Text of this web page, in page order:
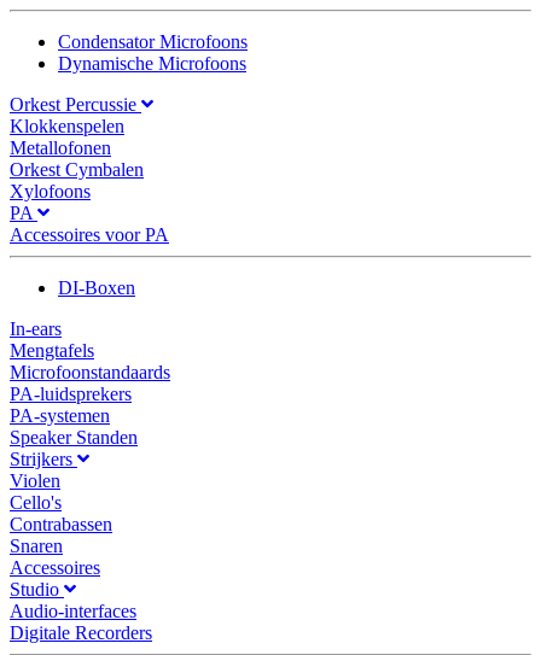
Condensator Microfoons
Dynamische Microfoons
Orkest Percussie
Klokkenspelen
Metallofonen
Orkest Cymbalen
Xylofoons
PA
Accessoires voor PA
DI-Boxen
In-ears
Mengtafels
Microfoonstandaards
PA-luidsprekers
PA-systemen
Speaker Standen
Strijkers
Violen
Cello's
Contrabassen
Snaren
Accessoires
Studio
Audio-interfaces
Digitale Recorders